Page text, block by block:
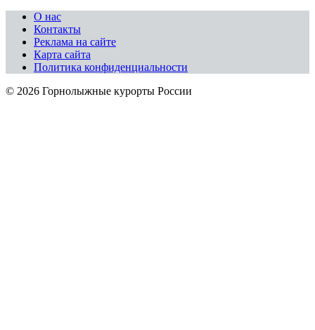
О нас
Контакты
Реклама на сайте
Карта сайта
Политика конфиденциальности
© 2026 Горнолыжные курорты России